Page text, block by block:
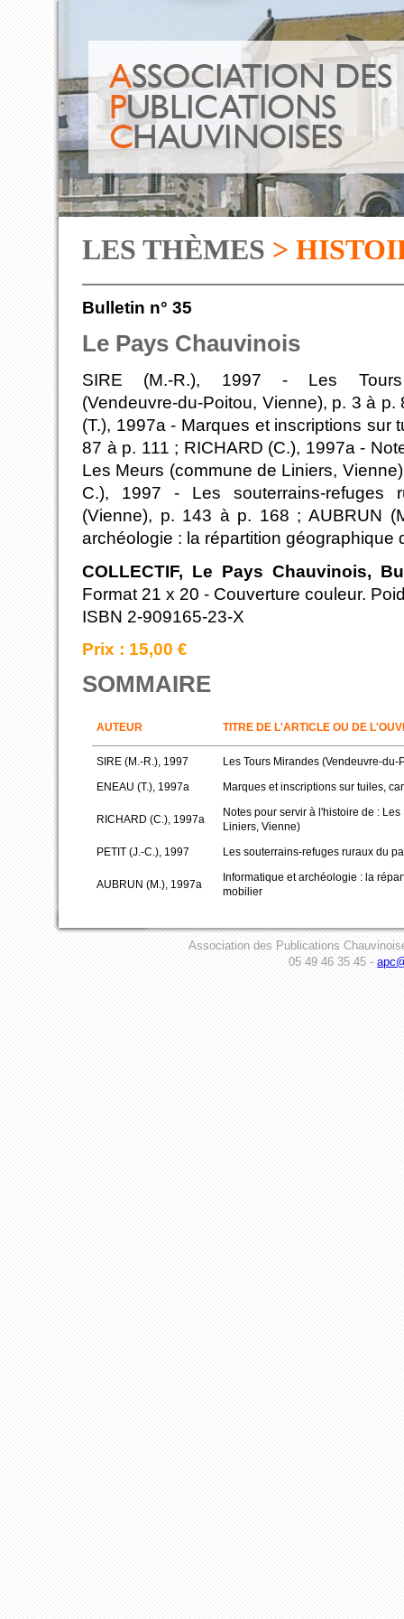
LES THÈMES >
Bulletin n° 35
Le Pays Chauvinois
SIRE (M.-R.), 1997 - Les Tours
(Vendeuvre-du-Poitou, Vienne), p. 3 à p.
(T.), 1997a - Marques et inscriptions sur
87 à p. 111 ; RICHARD (C.), 1997a -
Les Meurs (commune de Liniers,
C.), 1997 - Les souterrains-refuges
(Vienne), p. 143 à p. 168 ; AUBRUN
archéologie : la répartition géographique
COLLECTIF, Le Pays Chauvinois,
Format 21 x 20 - Couverture couleur.
ISBN 2-909165-23-X
Prix : 15,00 €
SOMMAIRE
AUTEUR TITRE DE L'ARTICLE OU DE
SIRE (M.-R.), 1997
Les Tours Mirandes (Vendeuvre-du-
ENEAU (T.), 1997a
Marques et inscriptions sur tuiles,
RICHARD (C.), 1997a
Notes pour servir à l'histoire de :
Liniers, Vienne)
PETIT (J.-C.), 1997
Les souterrains-refuges ruraux du
AUBRUN (M.), 1997a
Informatique et archéologie : la
mobilier
Association des Publications
05 49 46 35 45 -